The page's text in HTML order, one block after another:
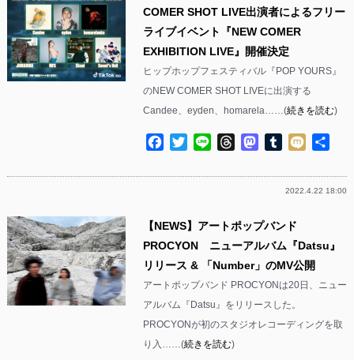
COMER SHOT LIVE出演者によるフリー
ライブイベント『NEW COMER
EXHIBITION LIVE』開催決定
ヒップホップフェスティバル『POP YOURS』
のNEW COMER SHOT LIVEに出演する
Candee、eyden、homarela……(続きを読む)
Facebook
TwitterLine ThreadsMastodon
Tumblr
Mixi
2022.4.22 18:00
【NEWS】アートポップバンド
PROCYON ニューアルバム『Datsu』
リリース & 「Number」のMV公開
アートポップバンド PROCYONは20日、ニュー
アルバム『Datsu』をリリースした。
PROCYONが初のスタジオレコーディングを取
り入……(続きを読む)